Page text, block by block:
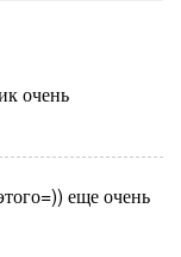
очень
еще очень